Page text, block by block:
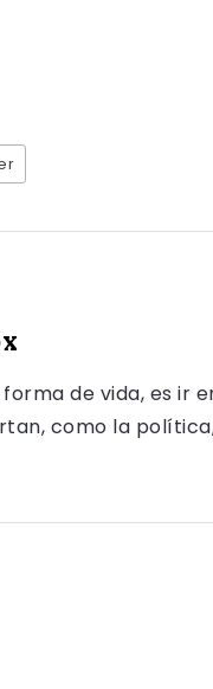
de vida, es ir
como la